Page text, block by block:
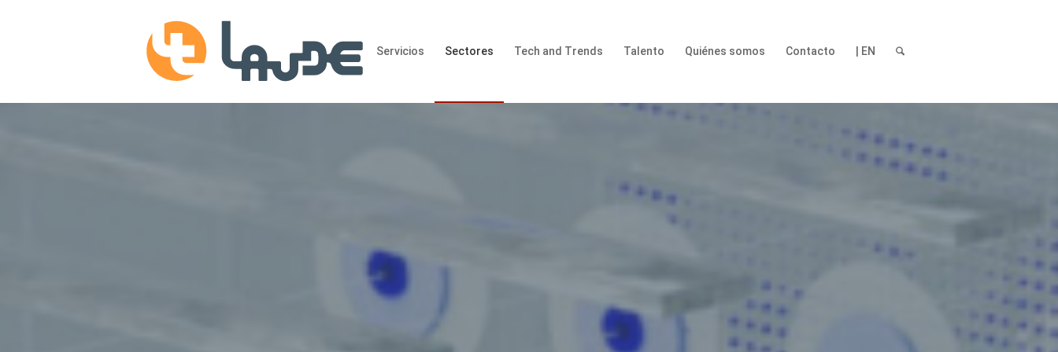
Servicios Sectores Tech and Trends Talento Quiénes somos Contacto | EN